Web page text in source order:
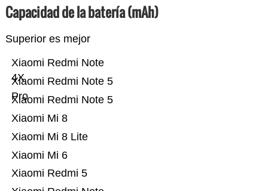
Capacidad de la batería (mAh)
Superior es mejor
Xiaomi Redmi 5
Xiaomi Mi 6
Xiaomi Mi 8 Lite
Xiaomi Mi 8
Xiaomi Redmi Note 5
Xiaomi Redmi Note 5
Pro
Xiaomi Redmi Note
4X